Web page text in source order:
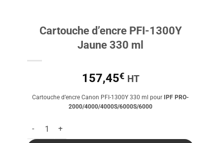
Cartouche d’encre PFI-1300Y
Jaune 330 ml
157,45€ HT
Cartouche d’encre Canon PFI-1300Y 330 ml pour
IPF PRO-
2000/4000/4000S/6000S/6000
quantité de Cartouche d'encre PFI-1300Y Jaune 330 ml